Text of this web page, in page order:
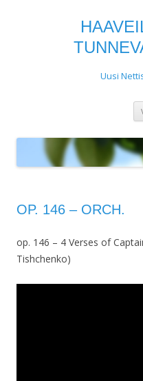
Uusi
OP. 146 – ORCH.
op. 146 – 4 Verses of
Tishchenko)